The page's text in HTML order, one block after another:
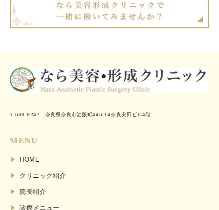
〒630-8247 奈良県奈良市油阪町446-14奈良安田ビル4階
MENU
HOME
クリニック紹介
院長紹介
診療メニュー